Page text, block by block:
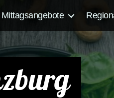
Mittagsangebote